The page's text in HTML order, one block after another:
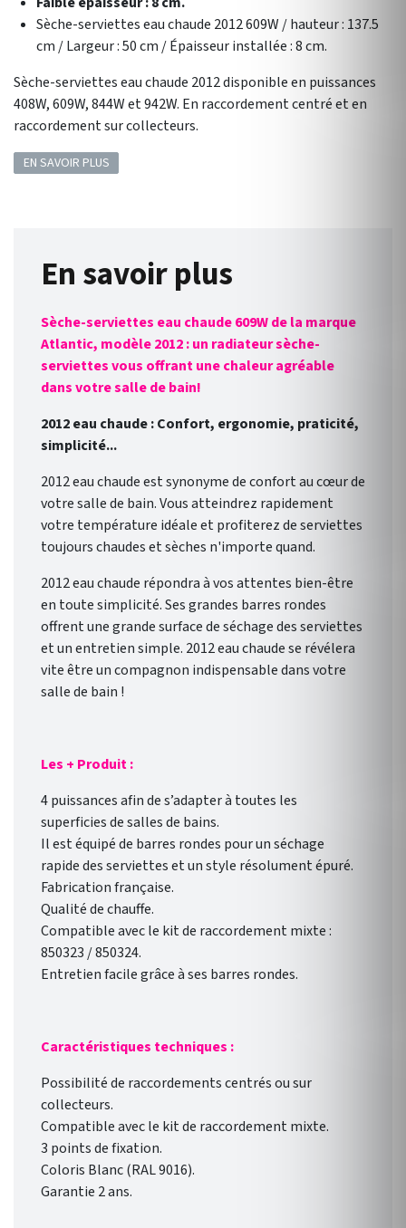
Sèche-serviettes eau chaude 2012 609W / hauteur : 137.5
cm / Largeur : 50 cm / Épaisseur installée : 8 cm.
Sèche-serviettes eau chaude 2012 disponible en puissances
408W, 609W, 844W et 942W. En raccordement centré et en
raccordement sur collecteurs.
EN SAVOIR PLUS
En savoir plus
Sèche-serviettes eau chaude 609W de la marque
Atlantic, modèle 2012 : un radiateur sèche-
serviettes vous offrant une chaleur agréable
dans votre salle de bain!
2012 eau chaude : Confort, ergonomie, praticité,
simplicité...
2012 eau chaude est synonyme de confort au cœur de
votre salle de bain. Vous atteindrez rapidement
votre température idéale et profiterez de serviettes
toujours chaudes et sèches n'importe quand.
2012 eau chaude répondra à vos attentes bien-être
en toute simplicité. Ses grandes barres rondes
offrent une grande surface de séchage des serviettes
et un entretien simple. 2012 eau chaude se révélera
vite être un compagnon indispensable dans votre
salle de bain !
Les + Produit :
4 puissances afin de s’adapter à toutes les
superficies de salles de bains.
Il est équipé de barres rondes pour un séchage
rapide des serviettes et un style résolument épuré.
Fabrication française.
Qualité de chauffe.
Compatible avec le kit de raccordement mixte :
850323 / 850324.
Entretien facile grâce à ses barres rondes.
Caractéristiques techniques :
Possibilité de raccordements centrés ou sur
collecteurs.
Compatible avec le kit de raccordement mixte.
3 points de fixation.
Coloris Blanc (RAL 9016).
Garantie 2 ans.